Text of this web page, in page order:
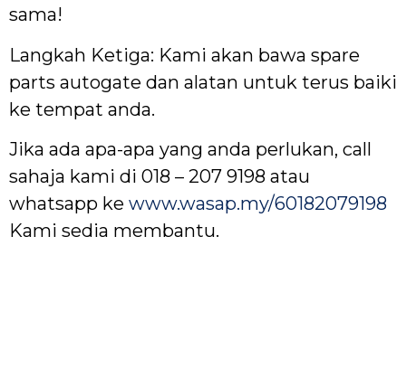
sama!
Langkah Ketiga: Kami akan bawa spare
parts autogate dan alatan untuk terus baiki
ke tempat anda.
Jika ada apa-apa yang anda perlukan, call
sahaja kami di 018 – 207 9198 atau
whatsapp ke www.wasap.my/60182079198
Kami sedia membantu.